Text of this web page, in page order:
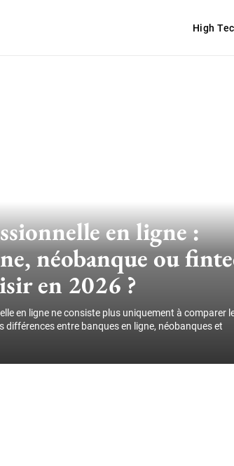
High
en ligne :
néobanque ou
en 2026 ?
en ligne ne consiste plus uniquement à comparer
différences entre banques en ligne, néobanques et